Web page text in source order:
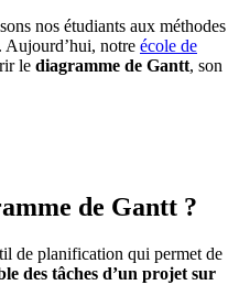
nos étudiants aux méthodes
Aujourd’hui, notre école de
le diagramme de Gantt, son
de Gantt ?
de planification qui permet de
des tâches d’un projet sur